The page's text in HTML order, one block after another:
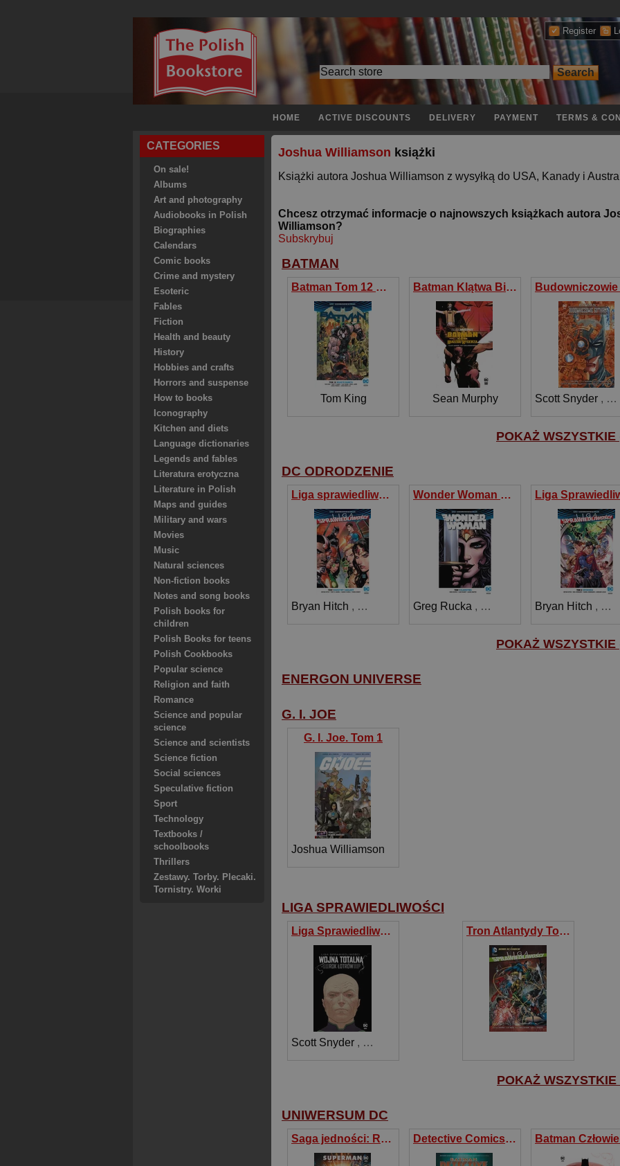
Register
HOME ACTIVE DISCOUNTS DELIVERY PAYMENT TERMS &
CATEGORIES
On sale!
Albums
Art and photography
Audiobooks in Polish
Biographies
Calendars
Comic books
Crime and mystery
Esoteric
Fables
Fiction
Health and beauty
History
Hobbies and crafts
Horrors and suspense
How to books
Iconography
Kitchen and diets
Language dictionaries
Legends and fables
Literatura erotyczna
Literature in Polish
Maps and guides
Military and wars
Movies
Music
Natural sciences
Non-fiction books
Notes and song books
Polish books for
children
Polish Books for teens
Polish Cookbooks
Popular science
Religion and faith
Romance
Science and popular
science
Science and scientists
Science fiction
Social sciences
Speculative fiction
Sport
Technology
Textbooks /
schoolbooks
Thrillers
Zestawy. Torby. Plecaki.
Tornistry. Worki
Joshua Williamson książki
Książki autora Joshua Williamson z wysyłką do USA, Kanady i
Chcesz otrzymać informacje o najnowszych książkach autora
Williamson?
Subskrybuj
BATMAN
Batman Tom 12 Miasto Bane’a
Tom King
Batman Klątwa Białego Rycerza
Sean Murphy Scott Snyder ,
POKAŻ WSZYSTKIE
DC ODRODZENIE
Liga sprawiedliwości Tom 1 Maszyny zagłady
Bryan Hitch , Tony S. Daniel, Sandu Florea
Wonder Woman Tom 1 Kłamstwa
Greg Rucka , Liam Sharp ,Laura Martin
Bryan Hitch ,
POKAŻ WSZYSTKIE
ENERGON UNIVERSE
G. I. JOE
G. I. Joe. Tom 1
Joshua Williamson
LIGA SPRAWIEDLIWOŚCI
Liga Sprawiedliwości Wojna totalna Rok Łotrów
Scott Snyder , Tom Taylor
Tron Atlantydy Tom 3
POKAŻ WSZYSTKIE
UNIWERSUM DC
Saga jedności: Ród El. Superman. Tom 2 Detective Comics. Mitologia